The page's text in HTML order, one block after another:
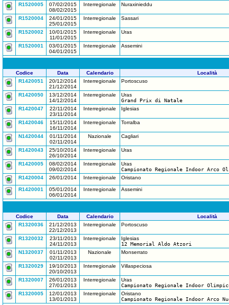
R1520005
07/02/2015
08/02/2015
Interregionale Nuraxinieddu
R1520004
24/01/2015
25/01/2015
Interregionale Sassari
R1520002
10/01/2015
11/01/2015
Interregionale Uras
R1520001
03/01/2015
04/01/2015
Interregionale Assemini
Codice Data Calendario
Località
R1420051
20/12/2014
21/12/2014
Interregionale Portoscuso
R1420050
13/12/2014
14/12/2014
Interregionale
Uras
Grand Prix di Natale
R1420047
22/11/2014
23/11/2014
Interregionale Iglesias
R1420046
15/11/2014
16/11/2014
Interregionale Torralba
N1420044
01/11/2014
02/11/2014
Nazionale Cagliari
R1420043
25/10/2014
26/10/2014
Interregionale Uras
R1420005
08/02/2014
09/02/2014
Interregionale
Uras
Campionato Regionale Indoor Arco
R1420004
26/01/2014 Interregionale Oristano
R1420001
05/01/2014
06/01/2014
Interregionale Assemini
Codice Data Calendario
Località
R1320036
21/12/2013
22/12/2013
Interregionale Portoscuso
R1320032
23/11/2013
24/11/2013
Interregionale
Iglesias
12 Memorial Aldo Atzori
N1320037
01/11/2013
02/11/2013
Nazionale Monserrato
R1320029
19/10/2013
20/10/2013
Interregionale Villaspeciosa
R1320007
26/01/2013
27/01/2013
Interregionale
Uras
Campionato Regionale Indoor
R1320005
12/01/2013
13/01/2013
Interregionale
Oristano
Campionato Regionale Indoor Arco